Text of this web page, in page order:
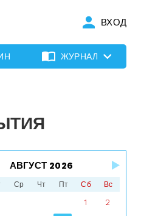
ВХОД
ЖУРНАЛ
АВГУСТ 2026
Ср Чт Пт Сб Вс
1 2